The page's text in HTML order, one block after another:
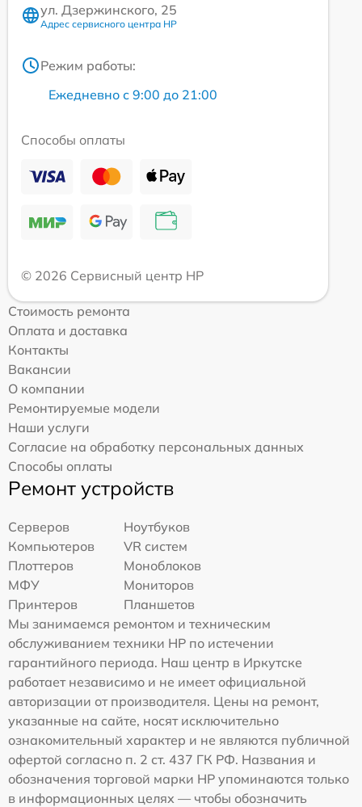
ул. Дзержинского, 25
Адрес сервисного центра HP
Режим работы:
Ежедневно с 9:00 до 21:00
Способы оплаты
© 2026 Сервисный центр HP
Стоимость ремонта
Оплата и доставка
Контакты
Вакансии
О компании
Ремонтируемые модели
Наши услуги
Согласие на обработку персональных данных
Способы оплаты
Ремонт устройств
Серверов
Ноутбуков
Компьютеров
VR систем
Плоттеров
Моноблоков
МФУ
Мониторов
Принтеров
Планшетов
Мы занимаемся ремонтом и техническим
обслуживанием техники HP по истечении
гарантийного периода. Наш центр в Иркутске
работает независимо и не имеет официальной
авторизации от производителя. Цены на ремонт,
указанные на сайте, носят исключительно
ознакомительный характер и не являются публичной
офертой согласно п. 2 ст. 437 ГК РФ. Названия и
обозначения торговой марки HP упоминаются только
в информационных целях — чтобы обозначить